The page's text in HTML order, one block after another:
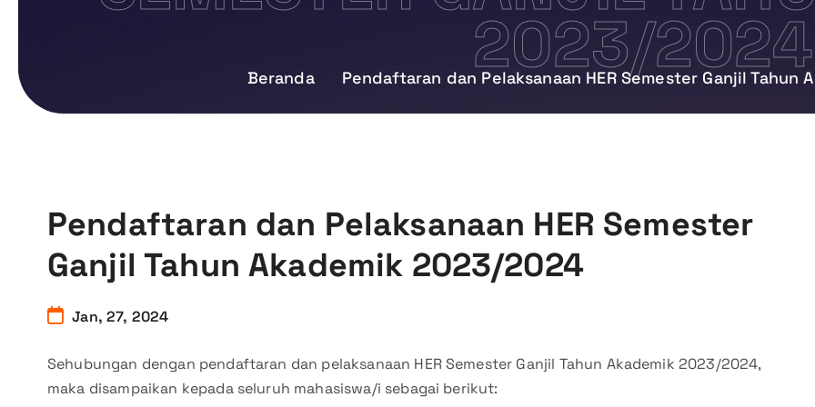
2023/2024
Beranda Pendaftaran dan Pelaksanaan HER Semester Ganjil Tahun
Pendaftaran dan Pelaksanaan HER Semester
Ganjil Tahun Akademik 2023/2024
Jan, 27, 2024
Sehubungan dengan pendaftaran dan pelaksanaan HER Semester Ganjil Tahun Akademik 2023/2024,
maka disampaikan kepada seluruh mahasiswa/i sebagai berikut: